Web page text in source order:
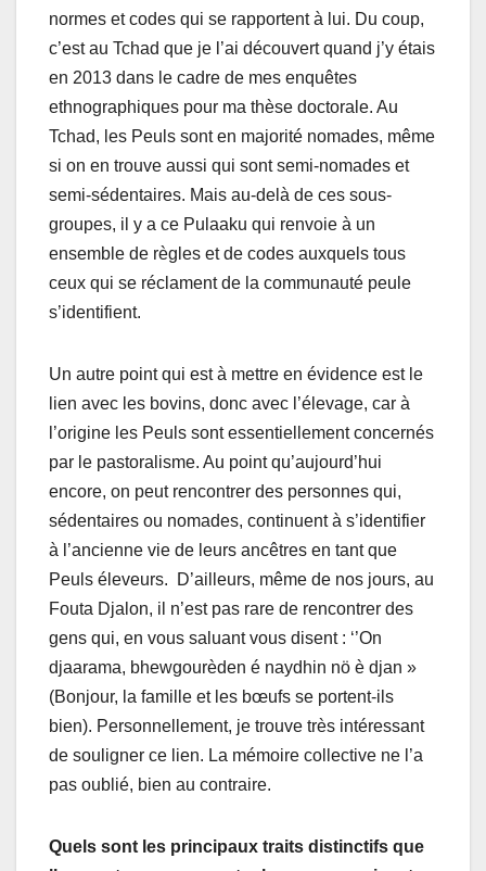
normes et codes qui se rapportent à lui. Du coup,
c’est au Tchad que je l’ai découvert quand j’y étais
en 2013 dans le cadre de mes enquêtes
ethnographiques pour ma thèse doctorale. Au
Tchad, les Peuls sont en majorité nomades, même
si on en trouve aussi qui sont semi-nomades et
semi-sédentaires. Mais au-delà de ces sous-
groupes, il y a ce Pulaaku qui renvoie à un
ensemble de règles et de codes auxquels tous
ceux qui se réclament de la communauté peule
s’identifient.
Un autre point qui est à mettre en évidence est le
lien avec les bovins, donc avec l’élevage, car à
l’origine les Peuls sont essentiellement concernés
par le pastoralisme. Au point qu’aujourd’hui
encore, on peut rencontrer des personnes qui,
sédentaires ou nomades, continuent à s’identifier
à l’ancienne vie de leurs ancêtres en tant que
Peuls éleveurs. D’ailleurs, même de nos jours, au
Fouta Djalon, il n’est pas rare de rencontrer des
gens qui, en vous saluant vous disent : ‘’On
djaarama, bhewgourèden é naydhin nö è djan »
(Bonjour, la famille et les bœufs se portent-ils
bien). Personnellement, je trouve très intéressant
de souligner ce lien. La mémoire collective ne l’a
pas oublié, bien au contraire.
Quels sont les principaux traits distinctifs que